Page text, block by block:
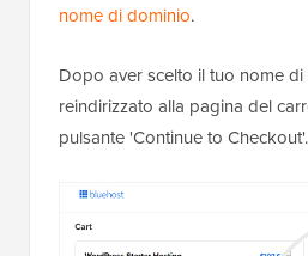
nome di dominio.
Dopo aver scelto il tuo nome
reindirizzato alla pagina del
pulsante 'Continue to Checkout'.